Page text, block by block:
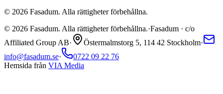
© 2026 Fasadum. Alla rättigheter förbehållna.
© 2026 Fasadum. Alla rättigheter förbehållna.·Fasadum · c/o
Affiliated Group AB· Östermalmstorg 5, 114 42 Stockholm·
info@fasadum.se·
0722 09 22 76
Hemsida från VIA Media